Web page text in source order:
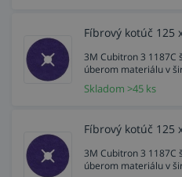
Fíbrový kotúč 125
3M Cubitron 3 1187C
úberom materiálu v
Skladom >45 ks
Fíbrový kotúč 125
3M Cubitron 3 1187C
úberom materiálu v